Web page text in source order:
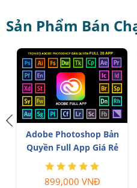
Sản Phẩm Bán
Adobe Photoshop Bản
Quyền Full App Giá Rẻ
899,000 VNĐ